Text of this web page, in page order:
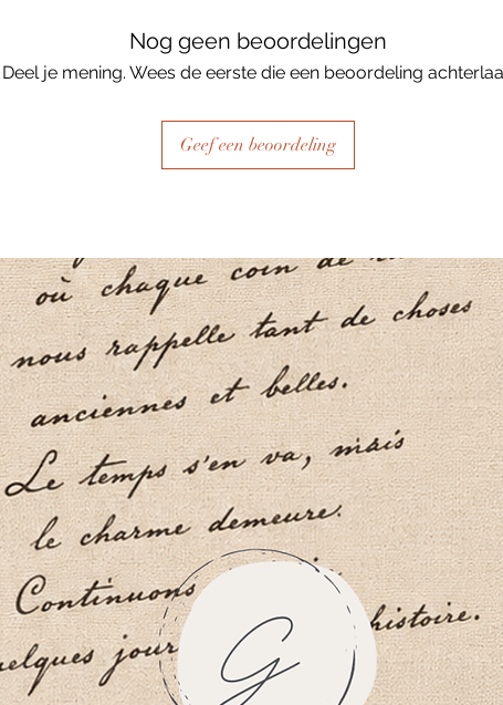
Nog geen beoordelingen
Deel je mening. Wees de eerste die een beoordeling
Geef een beoordeling